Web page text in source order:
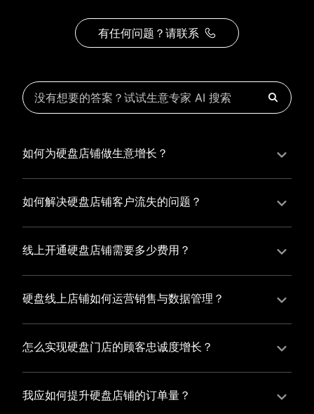
有任何问题？请联系
如何为硬盘店铺做生意增长？
为硬盘店铺实现持续生意增长，您可以通过有赞新零售
的一体化解决方案，整合线上线下资源，实现商品管
铺的运营效率，促进业务增长。
如何解决硬盘店铺客户流失的问题？
硬盘店铺精细化运营，有赞私域运营助您轻松解决客户
流失问题，通过有赞微商城、有赞小程序商城搭建专属
购率，实现业绩增长！
线上开通硬盘店铺需要多少费用？
选择有赞新零售，您可以开通硬盘店铺，快速搭建属于
您的有赞微商城，我们为您提供有赞微商城、有赞私域
共同打造独具特色的品牌，携手共创辉煌事业！
硬盘线上店铺如何运营销售与数据管理？
有赞新零售旗下的有赞微商城、有赞私域运营和有赞小
程序商城，为您的线上店铺提供一站式解决方案，从运
态。
怎么实现硬盘门店的顾客忠诚度增长？
您可以使用有赞的会员管理系统，建立自己的会员体
系，通过赠送积分、折扣等福利来吸引顾客再次购买，
我应如何提升硬盘店铺的订单量？